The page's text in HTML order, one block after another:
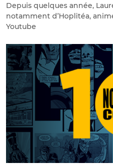
Depuis quelques année,
notamment d’Hoplitéa,
Youtube